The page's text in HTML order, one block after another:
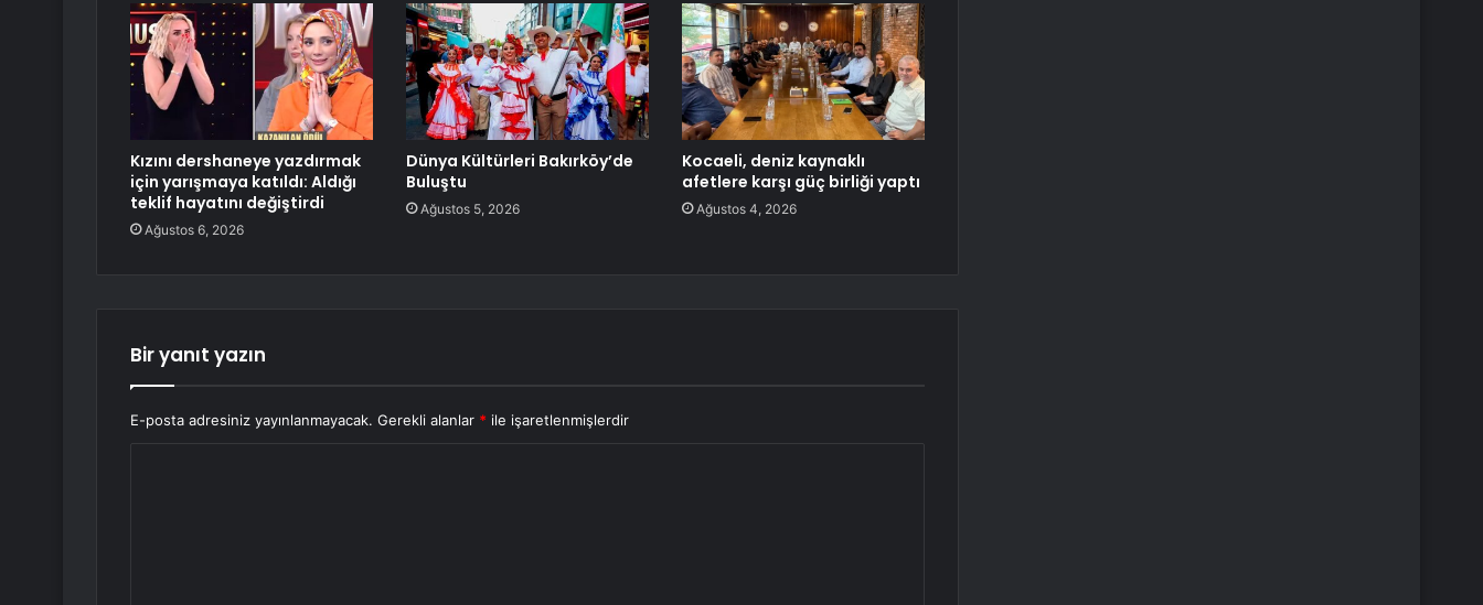
Kızını dershaneye yazdırmak
için yarışmaya katıldı: Aldığı
teklif hayatını değiştirdi
Ağustos 6, 2026
Dünya Kültürleri Bakırköy’de
Buluştu
Ağustos 5, 2026
Kocaeli, deniz kaynaklı
afetlere karşı güç birliği yaptı
Ağustos 4, 2026
Bir yanıt yazın
E-posta adresiniz yayınlanmayacak. Gerekli alanlar * ile işaretlenmişlerdir